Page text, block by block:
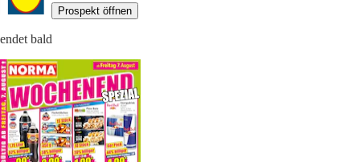
Prospekt öffnen
endet bald